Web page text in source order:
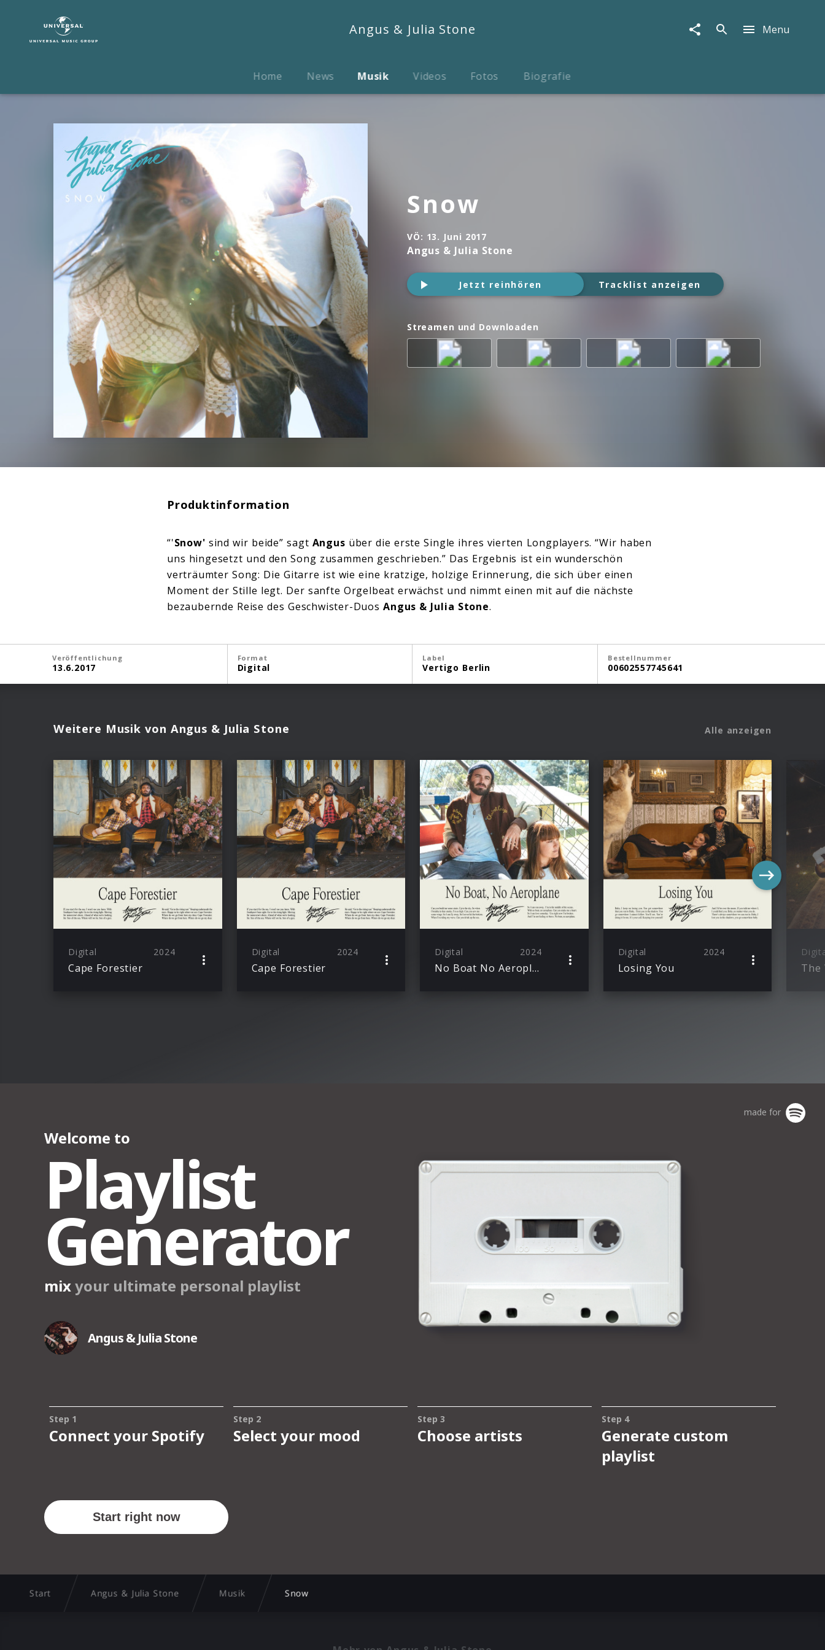
|
Angus & Julia Stone Menu
Home News Musik Videos Fotos Biografie
Snow
VÖ: 13. Juni 2017
Angus & Julia Stone
Jetzt reinhören Tracklist anzeigen
Streamen und Downloaden
Produktinformation
“'Snow' sind wir beide” sagt Angus über die erste Single ihres vierten Longplayers. “Wir haben
uns hingesetzt und den Song zusammen geschrieben.” Das Ergebnis ist ein wunderschön
verträumter Song: Die Gitarre ist wie eine kratzige, holzige Erinnerung, die sich über einen
Moment der Stille legt. Der sanfte Orgelbeat erwächst und nimmt einen mit auf die nächste
bezaubernde Reise des Geschwister-DuosAngus & Julia Stone.
Veröffentlichung
13.6.2017
Format
Digital
Label
Vertigo Berlin
Bestellnummer
00602557745641
Weitere Musik von Angus & Julia Stone Alle anzeigen
Digital 2024
Cape Forestier
Digital 2024
Cape Forestier
Digital 2024
No Boat No Aeroplane
Digital 2024
Losing You The
Start Angus & Julia Stone Musik Snow